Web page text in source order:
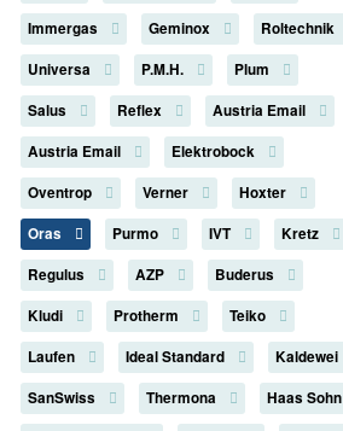
Immergas
Geminox
Roltechnik
Universa
P.M.H.
Plum
Salus
Reflex
Austria Email
Austria Email
Elektrobock
Oventrop
Verner
Hoxter
Oras
Purmo IVT
Kretz
Regulus
AZP
Buderus
Kludi
Protherm
Teiko
Laufen
Ideal Standard
Kaldewei
SanSwiss
Thermona
Haas Sohn